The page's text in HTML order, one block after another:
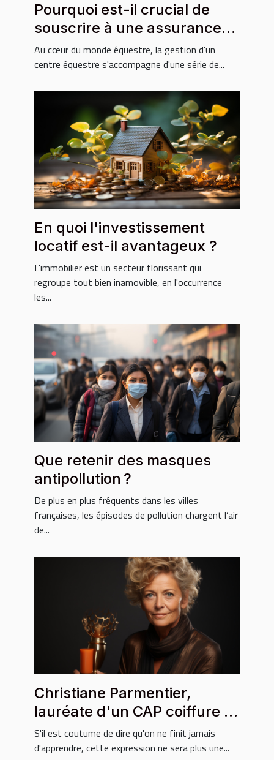
Pourquoi est-il crucial de
souscrire à une assurance
pour votre centre équestre ?
Au cœur du monde équestre, la gestion d'un
centre équestre s'accompagne d'une série de...
En quoi l'investissement
locatif est-il avantageux ?
L'immobilier est un secteur florissant qui
regroupe tout bien inamovible, en l'occurrence
les...
Que retenir des masques
antipollution ?
De plus en plus fréquents dans les villes
françaises, les épisodes de pollution chargent l’air
de...
Christiane Parmentier,
lauréate d'un CAP coiffure à
67 ans
S'il est coutume de dire qu'on ne finit jamais
d'apprendre, cette expression ne sera plus une...